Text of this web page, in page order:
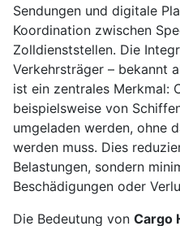
Sendungen und digitale
Koordination zwischen
Zolldienststellen. Die
Verkehrsträger – bekannt
ist ein zentrales Merkmal:
beispielsweise von
umgeladen werden, ohne
werden muss. Dies
Belastungen, sondern
Beschädigungen oder
Die Bedeutung von Cargo